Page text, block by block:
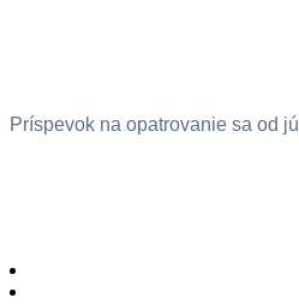
Príspevok na opatrovanie sa od